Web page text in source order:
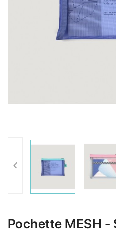
Pochette MESH -